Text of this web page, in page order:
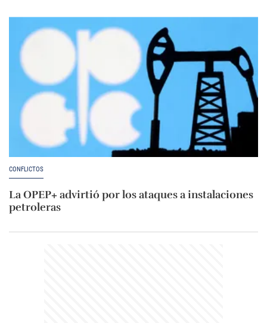
CONFLICTOS
La OPEP+ advirtió por los ataques a instalaciones
petroleras